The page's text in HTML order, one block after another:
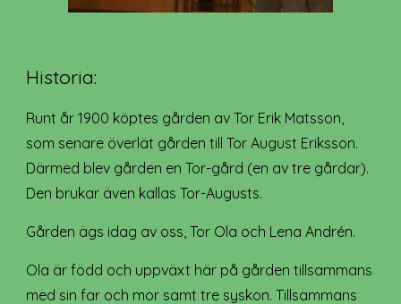
Historia:
Runt år 1900 köptes gården av Tor Erik Matsson,
som senare överlät gården till Tor August Eriksson.
Därmed blev gården en Tor-gård (en av tre gårdar).
Den brukar även kallas Tor-Augusts.
Gården ägs idag av oss, Tor Ola och Lena Andrén.
Ola är född och uppväxt här på gården tillsammans
med sin far och mor samt tre syskon. Tillsammans